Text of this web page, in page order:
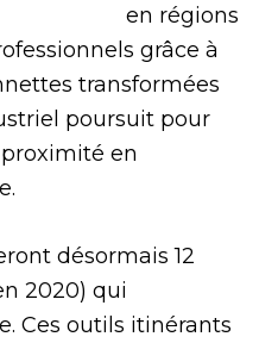
en régions
grâce à
transformées
poursuit pour
en
désormais 12
2020) qui
Ces outils itinérants